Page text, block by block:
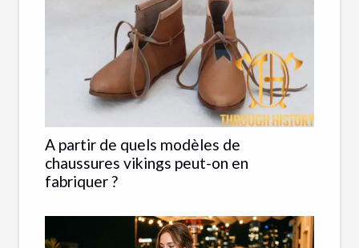
A partir de quels modèles de
chaussures vikings peut-on en
fabriquer ?